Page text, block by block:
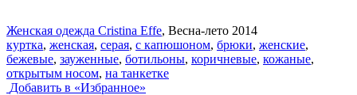
Женская одежда Cristina Effe, Весна-лето 2014
куртка, женская, серая, с капюшоном, брюки, женские,
бежевые, зауженные, ботильоны, коричневые, кожаные,
открытым носом, на танкетке
Добавить в «Избранное»